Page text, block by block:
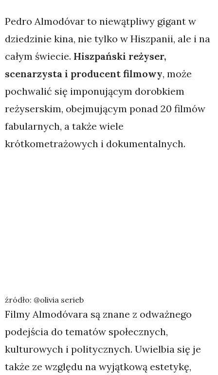
Pedro Almodóvar to niewątpliwy gigant w
dziedzinie kina, nie tylko w Hiszpanii, ale i na
całym świecie. Hiszpański reżyser,
scenarzysta i producent filmowy, może
pochwalić się imponującym dorobkiem
reżyserskim, obejmującym ponad 20 filmów
fabularnych, a także wiele
krótkometrażowych i dokumentalnych.
źródło: @olivia serieb
Filmy Almodóvara są znane z odważnego
podejścia do tematów społecznych,
kulturowych i politycznych. Uwielbia się je
także ze względu na wyjątkową estetykę,